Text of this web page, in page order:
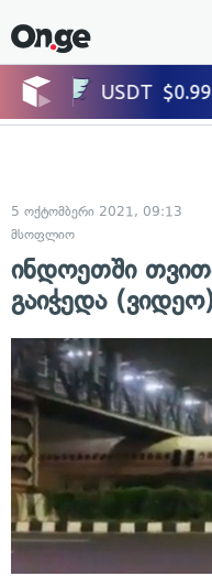
5 ოქტომბერი 2021, 09:13
მსოფლიო
ინდოეთში
გაიჭედა